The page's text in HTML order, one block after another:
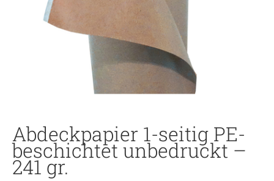
Abdeckpapier 1-seitig PE-
beschichtet unbedruckt –
241 gr.